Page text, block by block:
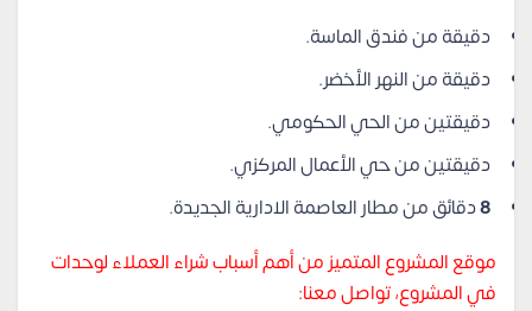
دقيقة من فندق الماسة.
دقيقة من النهر الأخضر.
دقيقتين من الحي الحكومي.
دقيقتين من حي الأعمال المركزي.
8دقائق من مطار العاصمة الادارية الجديدة.
موقع المشروع المتميز من أهم أسباب شراء العملاء لوحدات
في المشروع، تواصل معنا: